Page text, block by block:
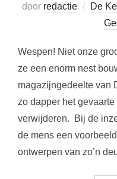
door redactie De
Wespen! Niet onze
ze een enorm nest
magazijngedeelte van
zo dapper het
verwijderen. Bij de
de mens een
ontwerpen van zo’n